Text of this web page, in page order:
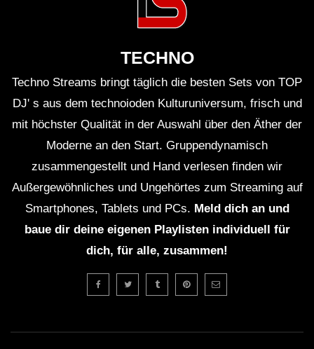
TECHNO
Techno Streams bringt täglich die besten Sets von TOP
DJ' s aus dem technoioden Kulturuniversum, frisch und
mit höchster Qualität in der Auswahl über den Äther der
Moderne an den Start. Gruppendynamisch
zusammengestellt und Hand verlesen finden wir
Außergewöhnliches und Ungehörtes zum Streaming auf
Smartphones, Tablets und PCs. Meld dich an und
baue dir deine eigenen Playlisten individuell für
dich, für alle, zusammen!